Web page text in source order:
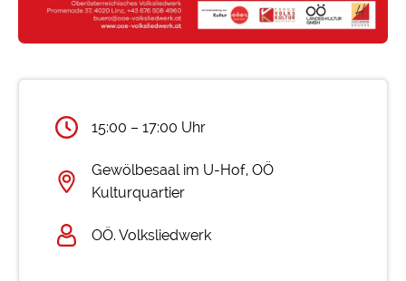
15:00 – 17:00 Uhr
Gewölbesaal im U-Hof, OÖ
Kulturquartier
OÖ. Volksliedwerk